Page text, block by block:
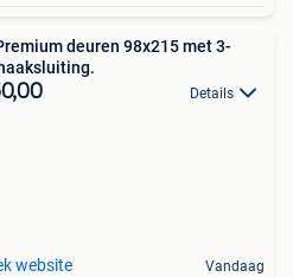
deuren 98x215 met 3-
Details
website Vandaag